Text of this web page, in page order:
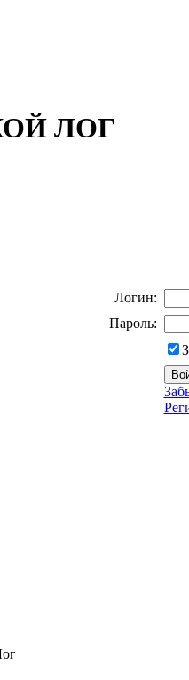
ЛОГ
Логин:
Пароль: